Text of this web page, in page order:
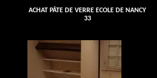
ACHAT PÂTE DE VERRE ECOLE DE NANCY
33